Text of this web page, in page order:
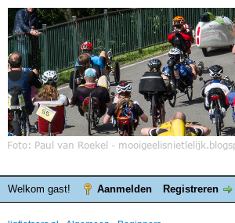
Welkom gast! Aanmelden Registreren